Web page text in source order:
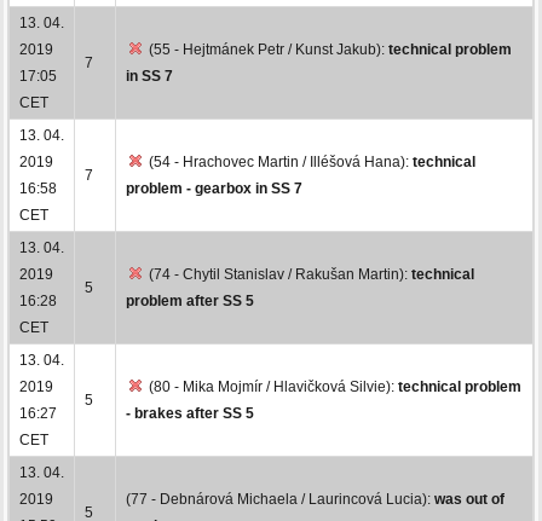
13. 04.
2019
17:05
CET
7
(55 - Hejtmánek Petr / Kunst Jakub): technical problem
in SS 7
13. 04.
2019
16:58
CET
7
(54 - Hrachovec Martin / Illéšová Hana): technical
problem - gearbox in SS 7
13. 04.
2019
16:28
CET
5
(74 - Chytil Stanislav / Rakušan Martin): technical
problem after SS 5
13. 04.
2019
16:27
CET
5
(80 - Mika Mojmír / Hlavičková Silvie): technical problem
- brakes after SS 5
13. 04.
2019
5
(77 - Debnárová Michaela / Laurincová Lucia): was out of